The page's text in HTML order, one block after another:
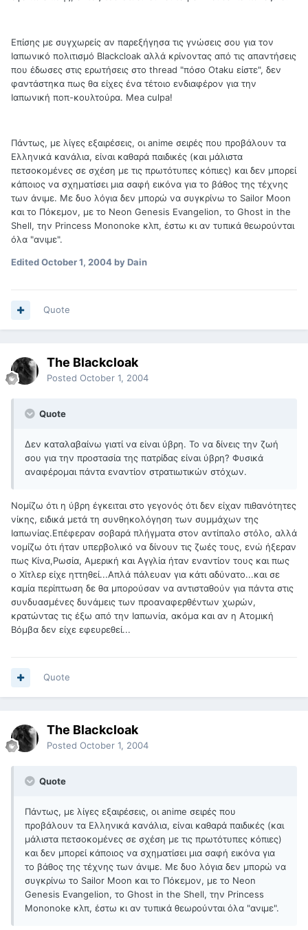
Επίσης με συγχωρείς αν παρεξήγησα τις γνώσεις σου για τον
Ιαπωνικό πολιτισμό Blackcloak αλλά κρίνοντας από τις απαντήσεις
που έδωσες στις ερωτήσεις στο thread "πόσο Otaku είστε", δεν
φαντάστηκα πως θα είχες ένα τέτοιο ενδιαφέρον για την
Ιαπωνική ποπ-κουλτούρα. Mea culpa!
Πάντως, με λίγες εξαιρέσεις, οι anime σειρές που προβάλουν τα
Ελληνικά κανάλια, είναι καθαρά παιδικές (και μάλιστα
πετσοκομένες σε σχέση με τις πρωτότυπες κόπιες) και δεν μπορεί
κάποιος να σχηματίσει μια σαφή εικόνα για το βάθος της τέχνης
των άνιμε. Με δυο λόγια δεν μπορώ να συγκρίνω το Sailor Moon
και το Πόκεμον, με το Neon Genesis Evangelion, το Ghost in the
Shell, την Princess Mononoke κλπ, έστω κι αν τυπικά θεωρούνται
όλα "ανιμε".
EditedOctober 1, 2004by Dain
Quote
The Blackcloak
Posted October 1, 2004
Quote
Δεν καταλαβαίνω γιατί να είναι ύβρη. Το να δίνεις την ζωή
σου για την προστασία της πατρίδας είναι ύβρη? Φυσικά
αναφέρομαι πάντα εναντίον στρατιωτικών στόχων.
Νομίζω ότι η ύβρη έγκειται στο γεγονός ότι δεν είχαν πιθανότητες
νίκης, ειδικά μετά τη συνθηκολόγηση των συμμάχων της
Ιαπωνίας.Επέφεραν σοβαρά πλήγματα στον αντίπαλο στόλο, αλλά
νομίζω ότι ήταν υπερβολικό να δίνουν τις ζωές τους, ενώ ήξεραν
πως Κίνα,Ρωσία, Αμερική και Αγγλία ήταν εναντίον τους και πως
ο Χίτλερ είχε ηττηθεί...Απλά πάλευαν για κάτι αδύνατο...και σε
καμία περίπτωση δε θα μπορούσαν να αντισταθούν για πάντα στις
συνδυασμένες δυνάμεις των προαναφερθέντων χωρών,
κρατώντας τις έξω από την Ιαπωνία, ακόμα και αν η Ατομική
Βόμβα δεν είχε εφευρεθεί...
Quote
The Blackcloak
Posted October 1, 2004
Quote
Πάντως, με λίγες εξαιρέσεις, οι anime σειρές που
προβάλουν τα Ελληνικά κανάλια, είναι καθαρά παιδικές (και
μάλιστα πετσοκομένες σε σχέση με τις πρωτότυπες κόπιες)
και δεν μπορεί κάποιος να σχηματίσει μια σαφή εικόνα για
το βάθος της τέχνης των άνιμε. Με δυο λόγια δεν μπορώ να
συγκρίνω το Sailor Moon και το Πόκεμον, με το Neon
Genesis Evangelion, το Ghost in the Shell, την Princess
Mononoke κλπ, έστω κι αν τυπικά θεωρούνται όλα "ανιμε".